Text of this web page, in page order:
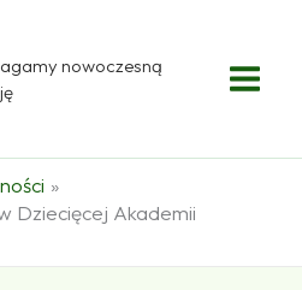
nowoczesną
Dziecięcej Akademii